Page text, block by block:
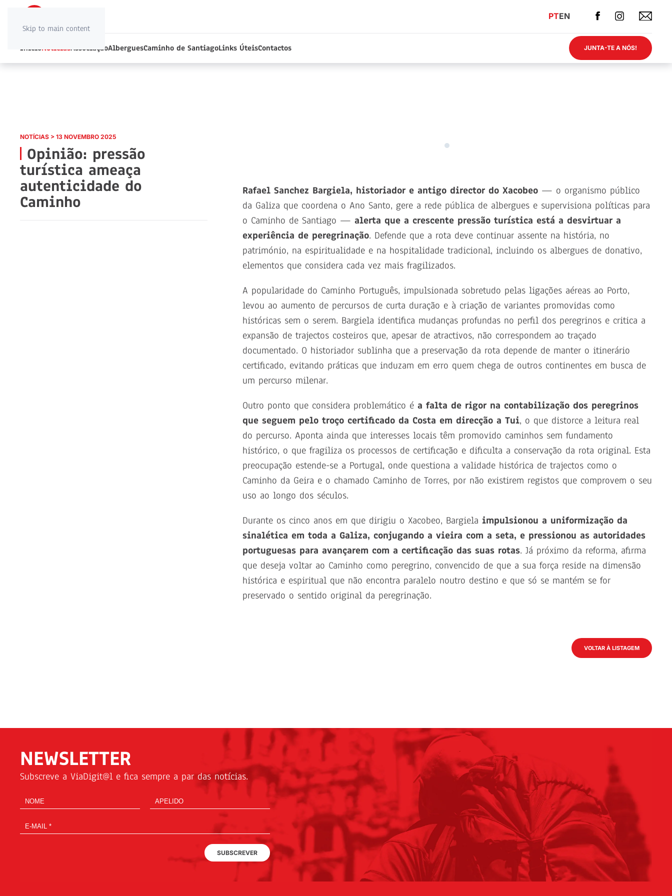
Skip to main content
PTEN
InícioNotíciasAssociaçãoAlberguesCaminho de SantiagoLinks ÚteisContactos JUNTA-TE A NÓS!
NOTÍCIAS > 13 NOVEMBRO 2025
Opinião: pressão
turística ameaça
autenticidade do
Caminho
Rafael Sanchez Bargiela, historiador e antigo director do Xacobeo— o organismo público
da Galiza que coordena o Ano Santo, gere a rede pública de albergues e supervisiona políticas para
o Caminho de Santiago — alerta que a crescente pressão turística está a desvirtuar a
experiência de peregrinação. Defende que a rota deve continuar assente na história, no
património, na espiritualidade e na hospitalidade tradicional, incluindo os albergues de donativo,
elementos que considera cada vez mais fragilizados.
A popularidade do Caminho Português, impulsionada sobretudo pelas ligações aéreas ao Porto,
levou ao aumento de percursos de curta duração e à criação de variantes promovidas como
históricas sem o serem. Bargiela identifica mudanças profundas no perfil dos peregrinos e critica a
expansão de trajectos costeiros que, apesar de atractivos, não correspondem ao traçado
documentado. O historiador sublinha que a preservação da rota depende de manter o itinerário
certificado, evitando práticas que induzam em erro quem chega de outros continentes em busca de
um percurso milenar.
Outro ponto que considera problemático é a falta de rigor na contabilização dos peregrinos
que seguem pelo troço certificado da Costa em direcção a Tui, o que distorce a leitura real
do percurso. Aponta ainda que interesses locais têm promovido caminhos sem fundamento
histórico, o que fragiliza os processos de certificação e dificulta a conservação da rota original. Esta
preocupação estende-se a Portugal, onde questiona a validade histórica de trajectos como o
Caminho da Geira e o chamado Caminho de Torres, por não existirem registos que comprovem o seu
uso ao longo dos séculos.
Durante os cinco anos em que dirigiu o Xacobeo, Bargiela impulsionou a uniformização da
sinalética em toda a Galiza, conjugando a vieira com a seta, e pressionou as autoridades
portuguesas para avançarem com a certificação das suas rotas. Já próximo da reforma, afirma
que deseja voltar ao Caminho como peregrino, convencido de que a sua força reside na dimensão
histórica e espiritual que não encontra paralelo noutro destino e que só se mantém se for
preservado o sentido original da peregrinação.
VOLTAR À LISTAGEM
NEWSLETTER
Subscreve a ViaDigit@l e fica sempre a par das notícias.
SUBSCREVER